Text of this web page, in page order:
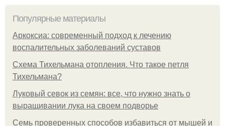
Популярные материалы
Аркоксиа: современный подход к лечению
воспалительных заболеваний суставов
Схема Тихельмана отопления. Что такое петля
Тихельмана?
Луковый севок из семян: все, что нужно знать о
выращивании лука на своем подворье
Семь проверенных способов избавиться от мышей и